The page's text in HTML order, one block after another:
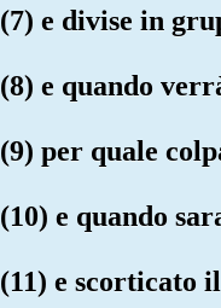
(7) e divise in
(8) e quando
(9) per quale
(10) e quando
(11) e scorticato